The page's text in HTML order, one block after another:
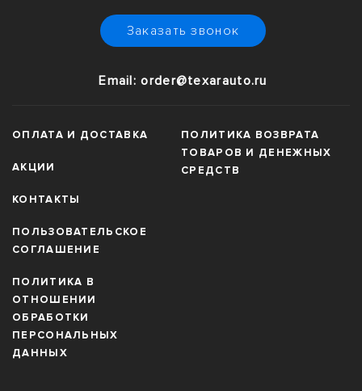
Заказать звонок
Email: order@texarauto.ru
ОПЛАТА И ДОСТАВКА
АКЦИИ
КОНТАКТЫ
ПОЛЬЗОВАТЕЛЬСКОЕ
СОГЛАШЕНИЕ
ПОЛИТИКА В
ОТНОШЕНИИ
ОБРАБОТКИ
ПЕРСОНАЛЬНЫХ
ДАННЫХ
ПОЛИТИКА ВОЗВРАТА
ТОВАРОВ И ДЕНЕЖНЫХ
СРЕДСТВ